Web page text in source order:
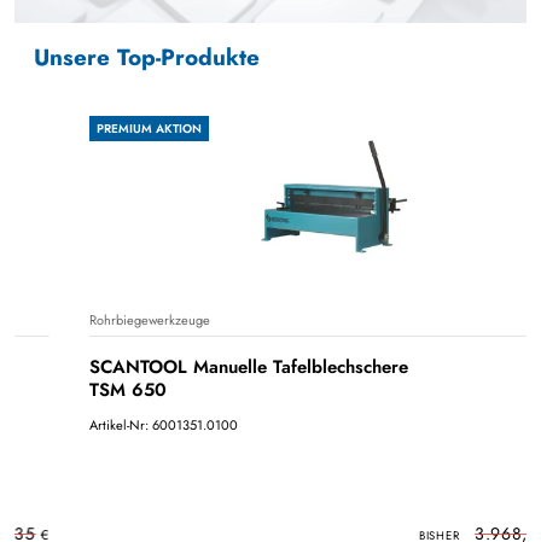
Unsere Top-Produkte
PREMIUM AKTION
Rohrbiegewerkzeuge
SCANTOOL Manuelle Tafelblechschere
TSM 650
Artikel-Nr: 6001351.0100
3.968,65